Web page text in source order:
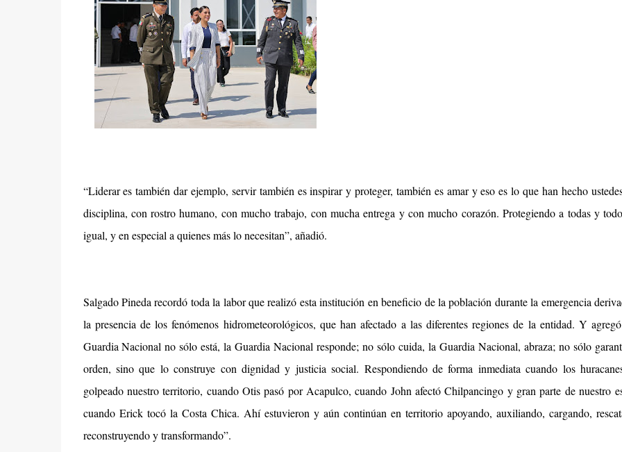
“Liderar es también dar ejemplo, servir también es inspirar y proteger, también es amar y eso es lo que han hecho
disciplina, con rostro humano, con mucho trabajo, con mucha entrega y con mucho corazón. Protegiendo a todas y
igual, y en especial a quienes más lo necesitan”, añadió.
Salgado Pineda recordó toda la labor que realizó esta institución en beneficio de la población durante la emergencia
la presencia de los fenómenos hidrometeorológicos, que han afectado a las diferentes regiones de la entidad. Y
Guardia Nacional no sólo está, la Guardia Nacional responde; no sólo cuida, la Guardia Nacional, abraza; no sólo
orden, sino que lo construye con dignidad y justicia social. Respondiendo de forma inmediata cuando los
golpeado nuestro territorio, cuando Otis pasó por Acapulco, cuando John afectó Chilpancingo y gran parte de nuestro
cuando Erick tocó la Costa Chica. Ahí estuvieron y aún continúan en territorio apoyando, auxiliando, cargando,
reconstruyendo y transformando”.